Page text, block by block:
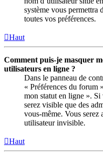
système vous permettra
toutes vos préférences.
Haut
Comment puis-je masquer
utilisateurs en ligne ?
Dans le panneau de
« Préférences du forum
mon statut en ligne ».
serez visible que des
vous-même. Vous serez
utilisateur invisible.
Haut